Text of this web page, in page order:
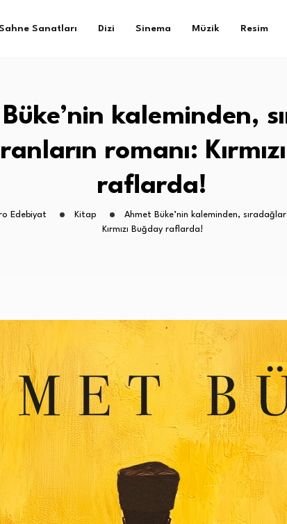
Sanatları Dizi Sinema Müzik Resim
kaleminden,
romanı:
raflarda!
Edebiyat Kitap
Ahmet Büke’nin kaleminden,
Kırmızı Buğday raflarda!